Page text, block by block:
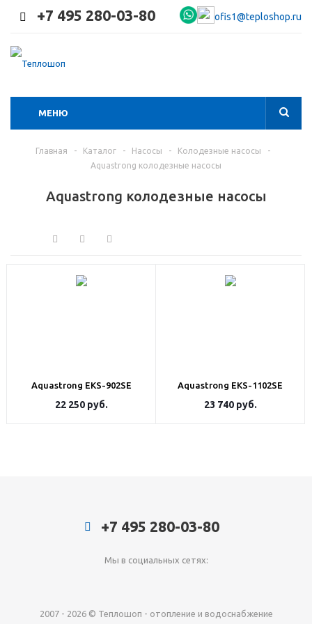
+7 495 280-03-80 ofis1@teploshop.ru
МЕНЮ
Главная - Каталог - Насосы - Колодезные насосы
-
Aquastrong колодезные насосы
Aquastrong колодезные насосы
Aquastrong ЕKS-902SE
22 250руб.
Aquastrong EKS-1102SE
23 740руб.
+7 495 280-03-80
Мы в социальных сетях:
2007 - 2026 © Теплошоп - отопление и водоснабжение